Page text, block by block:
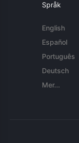
Språk
English
Español
Português
Deutsch
Mer...